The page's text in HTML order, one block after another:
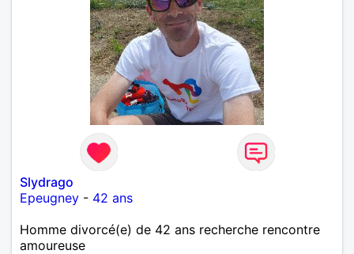
Slydrago
Epeugney - 42 ans
Homme divorcé(e) de 42 ans recherche rencontre
amoureuse